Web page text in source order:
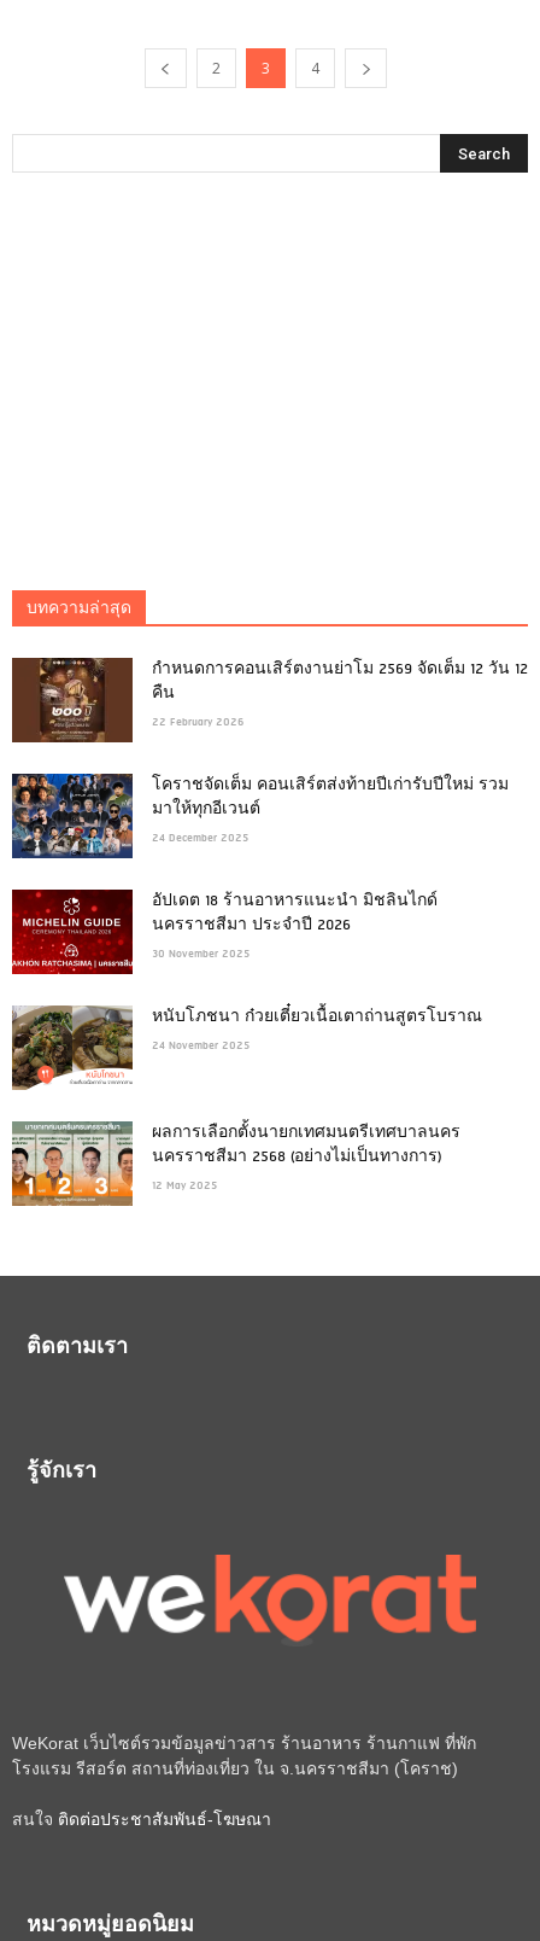
2 3 4
บทความล่าสุด
กำหนดการคอนเสิร์ตงานย่าโม 2569 จัดเต็ม 12 วัน 12
คืน
22 February 2026
โคราชจัดเต็ม คอนเสิร์ตส่งท้ายปีเก่ารับปีใหม่ รวม
มาให้ทุกอีเวนต์
24 December 2025
อัปเดต 18 ร้านอาหารแนะนำ มิชลินไกด์
นครราชสีมา ประจำปี 2026
30 November 2025
หนับโภชนา ก๋วยเตี๋ยวเนื้อเตาถ่านสูตรโบราณ
24 November 2025
ผลการเลือกตั้งนายกเทศมนตรีเทศบาลนคร
นครราชสีมา 2568 (อย่างไม่เป็นทางการ)
12 May 2025
ติดตามเรา
รู้จักเรา
WeKorat เว็บไซต์รวมข้อมูลข่าวสาร ร้านอาหาร ร้านกาแฟ ที่พัก
โรงแรม รีสอร์ต สถานที่ท่องเที่ยว ใน จ.นครราชสีมา (โคราช)
สนใจ ติดต่อประชาสัมพันธ์-โฆษณา
หมวดหมู่ยอดนิยม